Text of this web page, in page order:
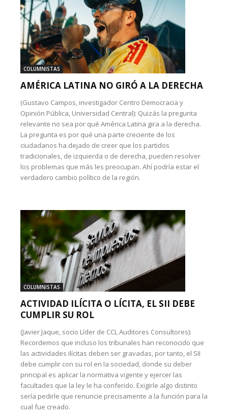
COLUMNISTAS
AMÉRICA LATINA NO GIRÓ A LA DERECHA
(Gustavo Campos, investigador Centro Democracia y
Opinión Pública, Universidad Central): Quizás la pregunta
relevante no sea por qué América Latina gira a la derecha.
La pregunta es por qué una parte creciente de los
ciudadanos ha dejado de creer que los partidos
tradicionales, de izquierda o de derecha, pueden resolver
los problemas que más les preocupan. Ahí podría estar el
verdadero cambio político de la región.
COLUMNISTAS
ACTIVIDAD ILÍCITA O LÍCITA, EL SII DEBE
CUMPLIR SU ROL
(Javier Jaque, socio Líder de CCL Auditores Consultores):
Recordemos que incluso los tribunales han reconocido que
las actividades ilícitas deben ser gravadas, por tanto, el SII
debe cumplir con su rol en la sociedad, donde su deber
principal es aplicar la normativa vigente y ejercer las
facultades que la ley le ha conferido. Exigirle algo distinto
sería pedirle que renuncie precisamente a la función para la
cual fue creado.